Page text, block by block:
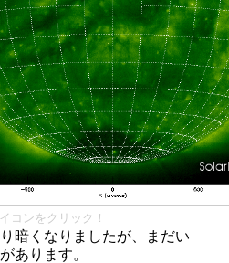
コンをクリック！
暗くなりましたが、まだい
あります。